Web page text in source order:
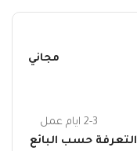
مجاني
2-3 ايام عمل
التعرفة حسب البائع